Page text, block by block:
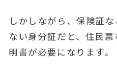
しかしながら、保険証
ない身分証だと、住民
明書が必要になります。